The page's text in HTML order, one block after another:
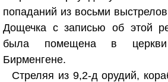
попаданий из восьми
Дощечка с записью об этой
была помещена в
Бирменгене.
Стреляя из 9,2-д орудий,